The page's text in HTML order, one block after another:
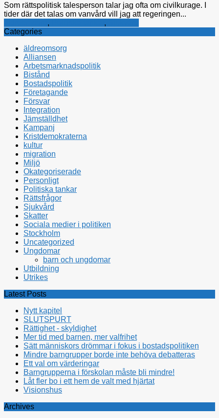
Som rättspolitisk talesperson talar jag ofta om civilkurage. I
tider där det talas om vanvård vill jag att regeringen...
, ,
Categories
äldreomsorg
Alliansen
Arbetsmarknadspolitik
Bistånd
Bostadspolitik
Företagande
Försvar
Integration
Jämställdhet
Kampanj
Kristdemokraterna
kultur
migration
Miljö
Okategoriserade
Personligt
Politiska tankar
Rättsfrågor
Sjukvård
Skatter
Sociala medier i politiken
Stockholm
Uncategorized
Ungdomar
barn och ungdomar
Utbildning
Utrikes
Latest Posts
Nytt kapitel
SLUTSPURT
Rättighet - skyldighet
Mer tid med barnen, mer valfrihet
Sätt människors drömmar i fokus i bostadspolitiken
Mindre barngrupper borde inte behöva debatteras
Ett val om värderingar
Barngrupperna i förskolan måste bli mindre!
Låt fler bo i ett hem de valt med hjärtat
Visionshus
Archives